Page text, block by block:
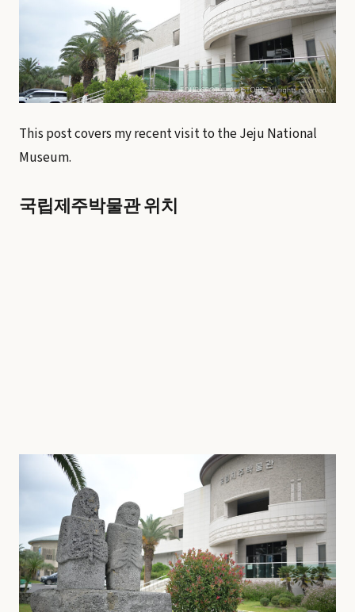
This post covers my recent visit to the Jeju National
Museum.
국립제주박물관 위치